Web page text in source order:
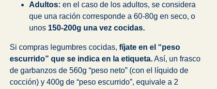
Adultos: en el caso de los adultos, se considera
que una ración corresponde a 60-80g en seco, o
unos 150-200g una vez cocidas.
Si compras legumbres cocidas, fíjate en el “peso
escurrido” que se indica en la etiqueta.Así, un frasco
de garbanzos de 560g “peso neto” (con el líquido de
cocción) y 400g de “peso escurrido”, equivale a 2